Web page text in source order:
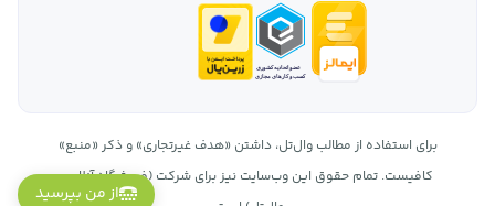
برای استفاده از مطالب وال‌تل، داشتن «هدف غیرتجاری» و ذکر «منبع»
کافیست. تمام حقوق اين وب‌سايت نیز برای شرکت (فروشگاه آنلاین
از من بپرسید